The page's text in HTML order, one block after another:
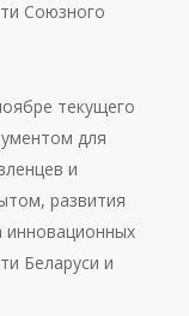
Союзного
текущего
для
и
развития
инновационных
Беларуси и